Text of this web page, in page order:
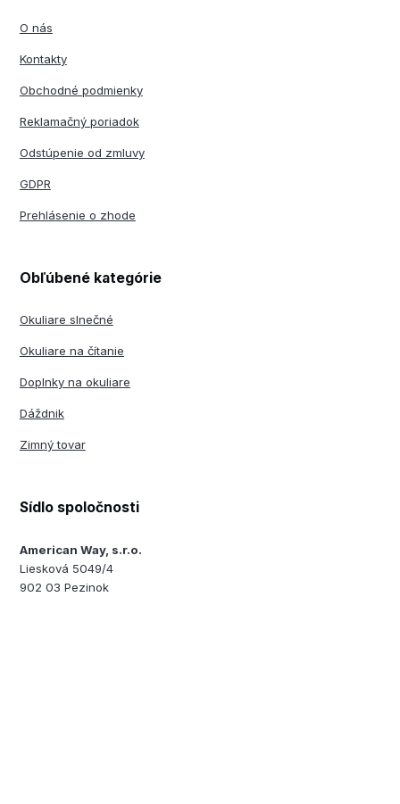
O nás
Kontakty
Obchodné podmienky
Reklamačný poriadok
Odstúpenie od zmluvy
GDPR
Prehlásenie o zhode
Obľúbené kategórie
Okuliare slnečné
Okuliare na čítanie
Doplnky na okuliare
Dáždnik
Zimný tovar
Sídlo spoločnosti
American Way, s.r.o.
Liesková 5049/4
902 03 Pezinok